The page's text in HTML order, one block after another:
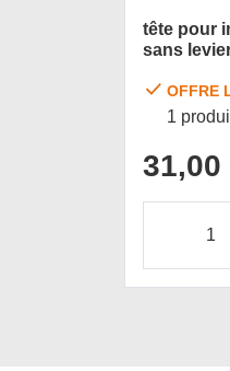
tête pour
sans
OFFRE
1
31,00